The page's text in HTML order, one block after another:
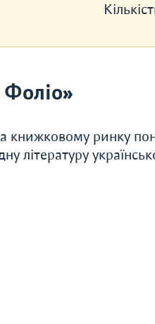
книжковому ринку
літературу